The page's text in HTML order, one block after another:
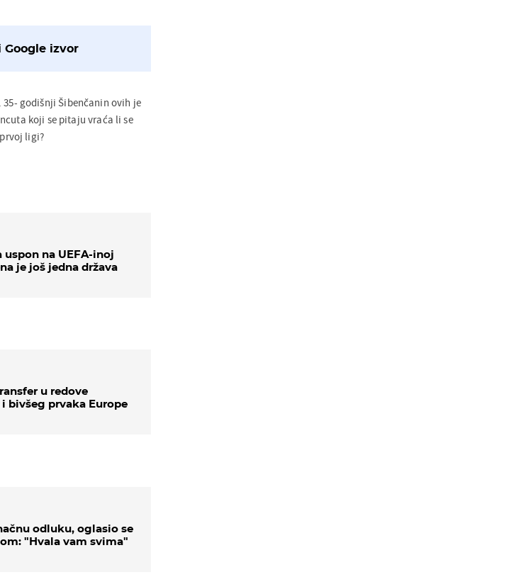
izvor
godišnji Šibenčanin ovih je
koji se pitaju vraća li se
ligi?
na UEFA-inoj
je još jedna država
u redove
bivšeg prvaka Europe
odluku, oglasio se
"Hvala vam svima"